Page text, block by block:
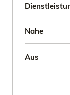
Nahe
Aus